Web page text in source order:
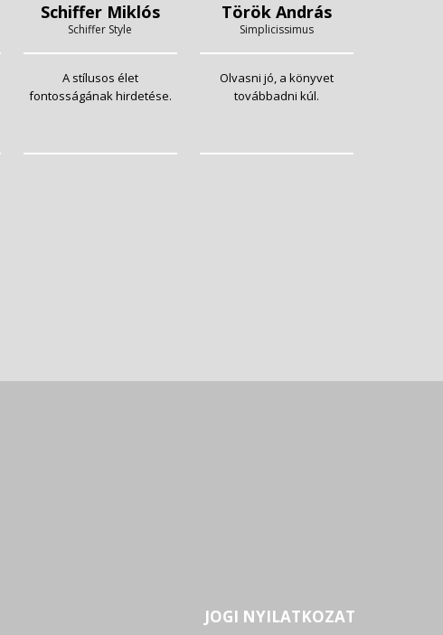
Schiffer Miklós
Schiffer Style
A stílusos élet
fontosságának hirdetése.
Török András
Simplicissimus
Olvasni jó, a könyvet
továbbadni kúl.
JOGI NYILATKOZAT